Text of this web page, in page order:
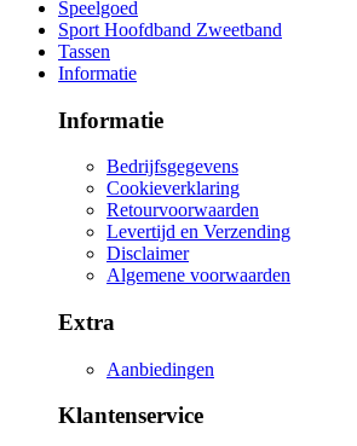
Speelgoed
Sport Hoofdband Zweetband
Tassen
Informatie
Informatie
Bedrijfsgegevens
Cookieverklaring
Retourvoorwaarden
Levertijd en Verzending
Disclaimer
Algemene voorwaarden
Extra
Aanbiedingen
Klantenservice